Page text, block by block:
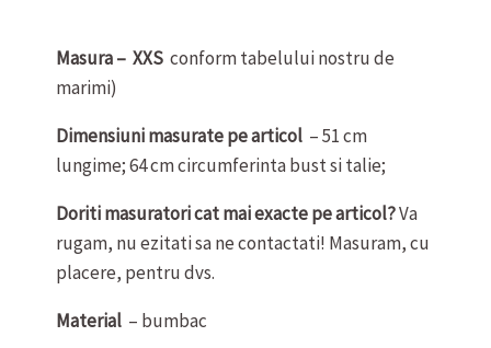
Masura – XXS conform tabelului nostru de
marimi)
Dimensiuni masurate pe articol – 51 cm
lungime; 64 cm circumferinta bust si talie;
Doriti masuratori cat mai exacte pe articol?Va
rugam, nu ezitati sa ne contactati! Masuram, cu
placere, pentru dvs.
Material – bumbac